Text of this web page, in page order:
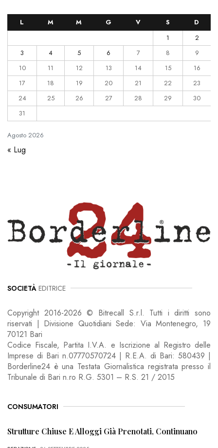
Agosto 2026
L M M G V S
D
1
2
3
4 5 6 7 8
9
10
11 12 13 14 15
16
17
18 19 20 21 22
23
24
25 26 27 28 29
30
31
« Lug
SOCIETÀ EDITRICE
Copyright 2016-2026 © Bitrecall S.r.l. Tutti i diritti sono
riservati | Divisione Quotidiani Sede: Via Montenegro, 19
70121 Bari
Codice Fiscale, Partita I.V.A. e Iscrizione al Registro delle
Imprese di Bari n.07770570724 | R.E.A. di Bari: 580439 |
Borderline24 è una Testata Giornalistica registrata presso il
Tribunale di Bari n.ro R.G. 5301 – R.S. 21 / 2015
CONSUMATORI
Strutture Chiuse E Alloggi Già Prenotati, Continuano